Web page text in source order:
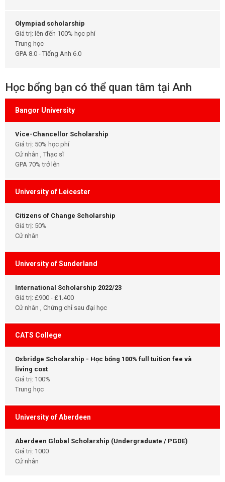
Olympiad scholarship
Giá trị: lên đến 100% học phí
Trung học
GPA 8.0 - Tiếng Anh 6.0
Học bổng bạn có thể quan tâm tại Anh
Bangor University
Vice-Chancellor Scholarship
Giá trị: 50% học phí
Cử nhân , Thạc sĩ
GPA 70% trở lên
University of Leicester
Citizens of Change Scholarship
Giá trị: 50%
Cử nhân
University of Sunderland
International Scholarship 2022/23
Giá trị: £900 - £1.400
Cử nhân , Chứng chỉ sau đại học
CATS College
Oxbridge Scholarship - Học bổng 100% full tuition fee và
living cost
Giá trị: 100%
Trung học
University of Aberdeen
Aberdeen Global Scholarship (Undergraduate / PGDE)
Giá trị: 1000
Cử nhân